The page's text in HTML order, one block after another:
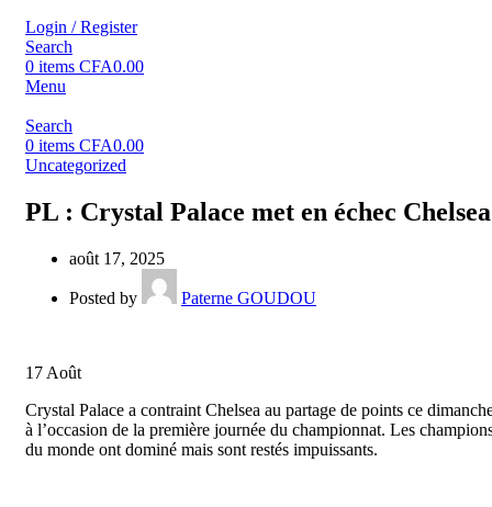
Login / Register
Search
0 items CFA0.00
Menu
Search
0 items CFA0.00
Uncategorized
PL : Crystal Palace met en échec Chelsea
août 17, 2025
Posted by Paterne GOUDOU
17 Août
Crystal Palace a contraint Chelsea au partage de points ce
à l’occasion de la première journée du championnat. Les
du monde ont dominé mais sont restés impuissants.